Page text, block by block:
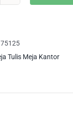
Tulis Meja Kantor